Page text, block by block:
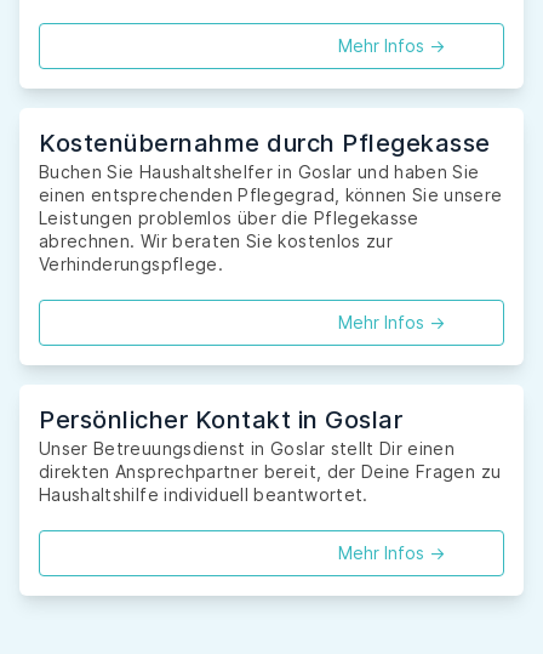
Mehr Infos ->
Kostenübernahme durch Pflegekasse
Buchen Sie Haushaltshelfer in Goslar und haben Sie
einen entsprechenden Pflegegrad, können Sie unsere
Leistungen problemlos über die Pflegekasse
abrechnen. Wir beraten Sie kostenlos zur
Verhinderungspflege.
Mehr Infos ->
Persönlicher Kontakt in Goslar
Unser Betreuungsdienst in Goslar stellt Dir einen
direkten Ansprechpartner bereit, der Deine Fragen zu
Haushaltshilfe individuell beantwortet.
Mehr Infos ->